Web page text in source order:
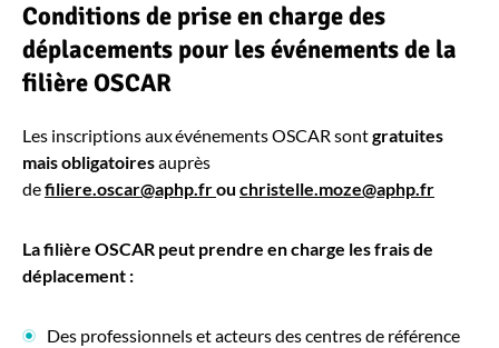
Conditions de prise en charge des
déplacements pour les événements de la
filière OSCAR
Les inscriptions aux événements OSCAR sontgratuites
mais obligatoiresauprès
defiliere.oscar@aphp.frou christelle.moze@aphp.fr
La filière OSCAR peut prendre en charge les frais de
déplacement :
Des professionnels et acteurs des centres de référence